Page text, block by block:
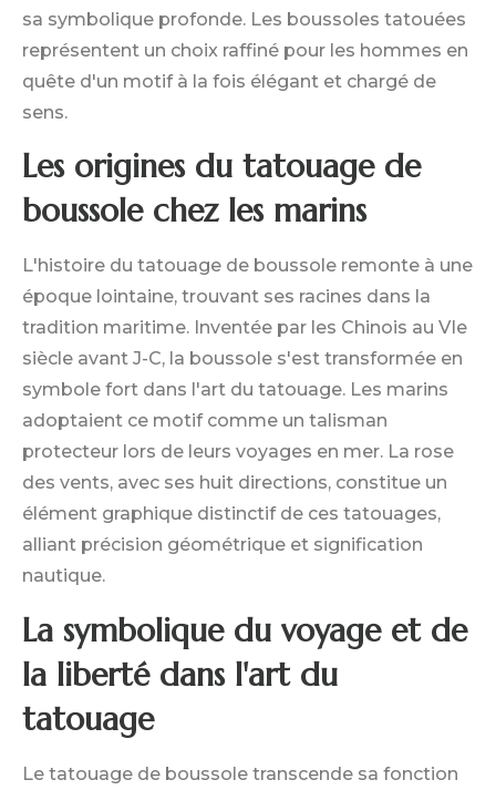
sa symbolique profonde. Les boussoles tatouées
représentent un choix raffiné pour les hommes en
quête d'un motif à la fois élégant et chargé de
sens.
Les origines du tatouage de
boussole chez les marins
L'histoire du tatouage de boussole remonte à une
époque lointaine, trouvant ses racines dans la
tradition maritime. Inventée par les Chinois au VIe
siècle avant J-C, la boussole s'est transformée en
symbole fort dans l'art du tatouage. Les marins
adoptaient ce motif comme un talisman
protecteur lors de leurs voyages en mer. La rose
des vents, avec ses huit directions, constitue un
élément graphique distinctif de ces tatouages,
alliant précision géométrique et signification
nautique.
La symbolique du voyage et de
la liberté dans l'art du
tatouage
Le tatouage de boussole transcende sa fonction